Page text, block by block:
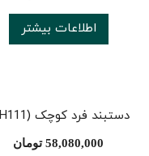
اطلاعات بیشتر
دستبند فرد کوچک (CH111)
58,080,000 تومان